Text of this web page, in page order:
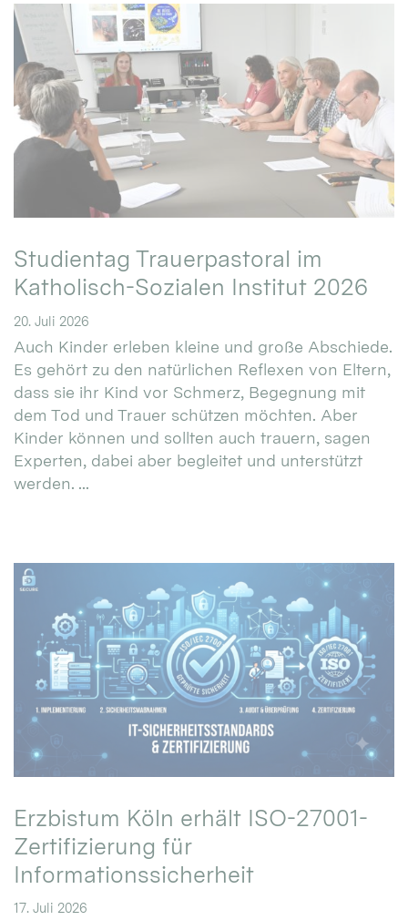
Studientag Trauerpastoral im
Katholisch-Sozialen Institut 2026
20. Juli 2026
Auch Kinder erleben kleine und große Abschiede.
Es gehört zu den natürlichen Reflexen von Eltern,
dass sie ihr Kind vor Schmerz, Begegnung mit
dem Tod und Trauer schützen möchten. Aber
Kinder können und sollten auch trauern, sagen
Experten, dabei aber begleitet und unterstützt
werden. ...
Erzbistum Köln erhält ISO-27001-
Zertifizierung für
Informationssicherheit
17. Juli 2026